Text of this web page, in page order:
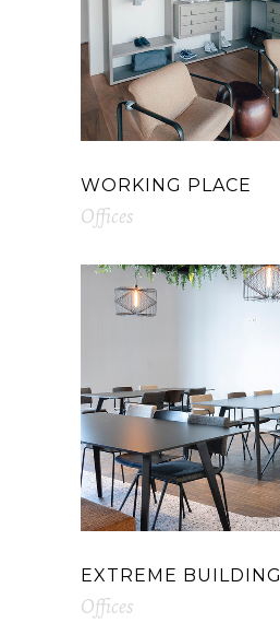
WORKING PLACE
Offices
EXTREME BUILDING
Offices